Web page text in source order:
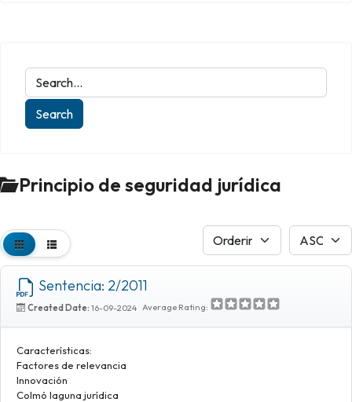
Principio de seguridad jurídica
Sentencia: 2/2011
Created Date: 16-09-2024 Average Rating:
Características:
Factores de relevancia
Innovación
Colmó laguna jurídica